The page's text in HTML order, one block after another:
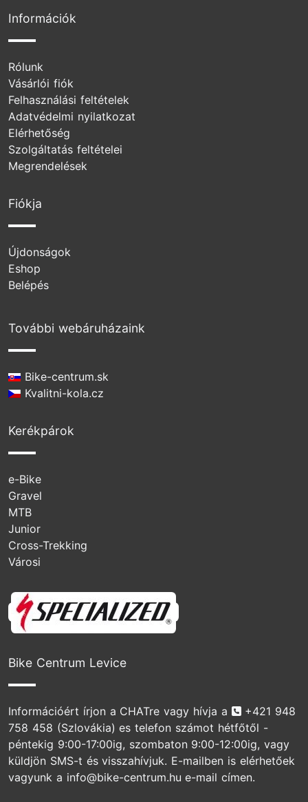
Információk
Rólunk
Vásárlói fiók
Felhasználási feltételek
Adatvédelmi nyilatkozat
Elérhetőség
Szolgáltatás feltételei
Megrendelések
Fiókja
Újdonságok
Eshop
Belépés
További webáruházaink
Bike-centrum.sk
Kvalitni-kola.cz
Kerékpárok
e-Bike
Gravel
MTB
Junior
Cross-Trekking
Városi
Specialized
Bike Centrum Levice
Információért írjon a CHATre vagy hívja a Telefonszám
+421 948
758 458 (Szlovákia) es telefon számot hétfőtől -
péntekig 9:00-17:00ig, szombaton 9:00-12:00ig, vagy
küldjön SMS-t és visszahívjuk. E-mailben is elérhetőek
vagyunk a info@bike-centrum.hu e-mail címen.